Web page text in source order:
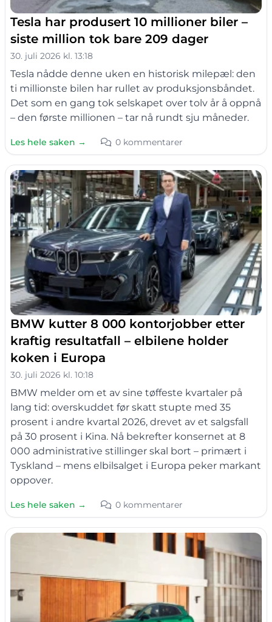
Tesla har produsert 10 millioner biler –
siste million tok bare 209 dager
30. juli 2026 kl. 13:18
Tesla nådde denne uken en historisk milepæl: den
ti millionste bilen har rullet av produksjonsbåndet.
Det som en gang tok selskapet over tolv år å oppnå
– den første millionen – tar nå rundt sju måneder.
Les hele saken → 0 kommentarer
BMW kutter 8 000 kontorjobber etter
kraftig resultatfall – elbilene holder
koken i Europa
30. juli 2026 kl. 10:18
BMW melder om et av sine tøffeste kvartaler på
lang tid: overskuddet før skatt stupte med 35
prosent i andre kvartal 2026, drevet av et salgsfall
på 30 prosent i Kina. Nå bekrefter konsernet at 8
000 administrative stillinger skal bort – primært i
Tyskland – mens elbilsalget i Europa peker markant
oppover.
Les hele saken → 0 kommentarer